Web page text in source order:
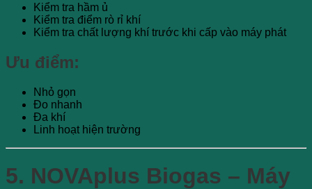
Kiểm tra hầm ủ
Kiểm tra điểm rò rỉ khí
Kiểm tra chất lượng khí trước khi cấp vào máy phát
Ưu điểm:
Nhỏ gọn
Đo nhanh
Đa khí
Linh hoạt hiện trường
5. NOVAplus Biogas – Máy